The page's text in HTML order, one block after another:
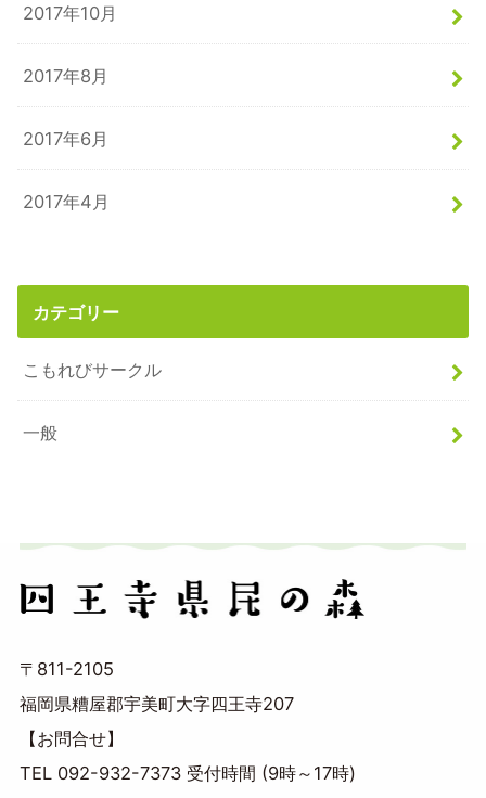
2017年10月
2017年8月
2017年6月
2017年4月
カテゴリー
こもれびサークル
一般
〒811-2105
福岡県糟屋郡宇美町大字四王寺207
【お問合せ】
TEL 092-932-7373 受付時間 (9時～17時)